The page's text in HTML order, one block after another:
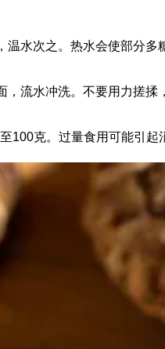
水次之。热水会使部分
流水冲洗。不要用力搓
100克。过量食用可能引